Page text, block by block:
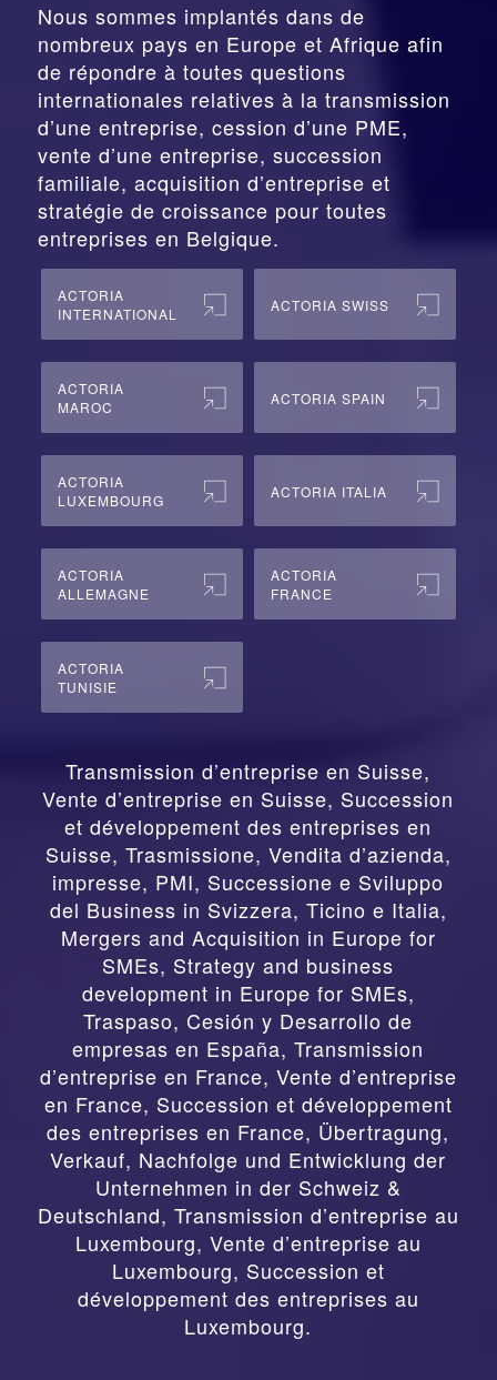
Nous sommes implantés dans de
nombreux pays en Europe et Afrique afin
de répondre à toutes questions
internationales relatives à la transmission
d’une entreprise, cession d’une PME,
vente d’une entreprise, succession
familiale, acquisition d’entreprise et
stratégie de croissance pour toutes
entreprises en Belgique.
ACTORIA
INTERNATIONAL
ACTORIA SWISS
ACTORIA
MAROC
ACTORIA SPAIN
ACTORIA
LUXEMBOURG
ACTORIA ITALIA
ACTORIA
ALLEMAGNE
ACTORIA
FRANCE
ACTORIA
TUNISIE
Transmission d’entreprise en Suisse,
Vente d’entreprise en Suisse, Succession
et développement des entreprises en
Suisse, Trasmissione, Vendita d’azienda,
impresse, PMI, Successione e Sviluppo
del Business in Svizzera, Ticino e Italia,
Mergers and Acquisition in Europe for
SMEs, Strategy and business
development in Europe for SMEs,
Traspaso, Cesión y Desarrollo de
empresas en España,Transmission
d’entreprise en France, Vente d’entreprise
en France, Succession et développement
des entreprises en France, Übertragung,
Verkauf, Nachfolge und Entwicklung der
Unternehmen in der Schweiz &
Deutschland, Transmission d’entreprise au
Luxembourg, Vente d’entreprise au
Luxembourg, Succession et
développement des entreprises au
Luxembourg.